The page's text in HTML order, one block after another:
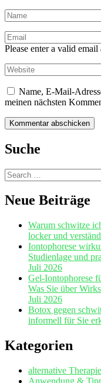
Please enter a valid email
Name, E-Mail-
meinen nächsten
Suche
Search
for:
Neue Beiträge
Warum schwitze
locker und
Iontophorese
Studienlage und
Juli 2026
Gel‑Iontophorese
Was Sie über
Juli 2026
Botox gegen
informell für Sie
Kategorien
alternative